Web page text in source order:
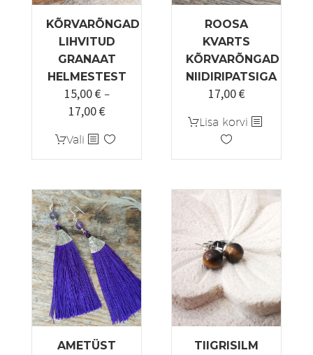
KÕRVARÕNGAD
LIHVITUD
GRANAAT
HELMESTEST
15,00€ –
17,00€Hinnavahemik:
kuni
17,00 €
Vali Sellel
tootel
mitu
varianti.
Valikuid
saab
teha
tootelehel.
ROOSA
KVARTS
KÕRVARÕNGAD
NIIDIRIPATSIGA
17,00€
Lisa korvi
AMETÜST TIIGRISILM